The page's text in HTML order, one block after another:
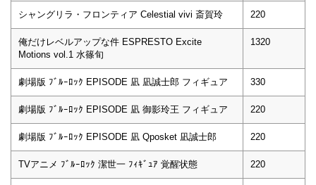
シャングリラ・フロンティア Celestial vivi 斎賀玲 220
俺だけレベルアップな件 ESPRESTO Excite
Motions vol.1 水篠旬
1320
劇場版 ﾌﾞﾙｰﾛｯｸ EPISODE 凪 凪誠士郎 フィギュア 330
劇場版 ﾌﾞﾙｰﾛｯｸ EPISODE 凪 御影玲王 フィギュア 220
劇場版 ﾌﾞﾙｰﾛｯｸ EPISODE 凪 Qposket 凪誠士郎 220
TVアニメ ﾌﾞﾙｰﾛｯｸ 潔世一 ﾌｨｷﾞｭｱ 覚醒状態 220